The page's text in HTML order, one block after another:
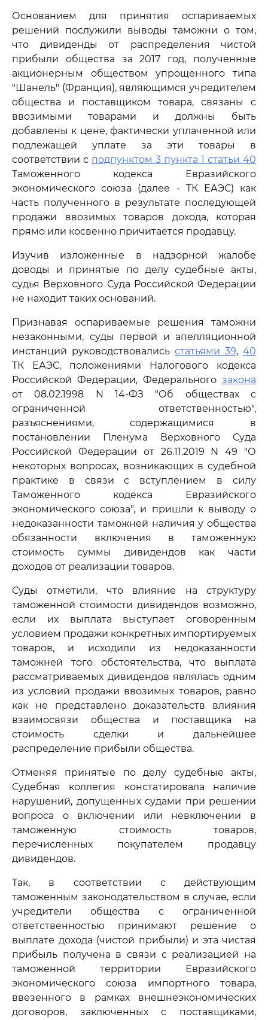
Основанием для принятия оспариваемых
решений послужили выводы таможни о том,
что дивиденды от распределения чистой
прибыли общества за 2017 год, полученные
акционерным обществом упрощенного типа
"Шанель" (Франция), являющимся учредителем
общества и поставщиком товара, связаны с
ввозимыми товарами и должны быть
добавлены к цене, фактически уплаченной или
подлежащей уплате за эти товары в
соответствии с подпунктом 3 пункта 1 статьи 40
Таможенного кодекса Евразийского
экономического союза (далее - ТК ЕАЭС) как
часть полученного в результате последующей
продажи ввозимых товаров дохода, которая
прямо или косвенно причитается продавцу.
Изучив изложенные в надзорной жалобе
доводы и принятые по делу судебные акты,
судья Верховного Суда Российской Федерации
не находит таких оснований.
Признавая оспариваемые решения таможни
незаконными, суды первой и апелляционной
инстанций руководствовались статьями 39, 40
ТК ЕАЭС, положениями Налогового кодекса
Российской Федерации, Федерального закона
от 08.02.1998 N 14-ФЗ "Об обществах с
ограниченной ответственностью",
разъяснениями, содержащимися в
постановлении Пленума Верховного Суда
Российской Федерации от 26.11.2019 N 49 "О
некоторых вопросах, возникающих в судебной
практике в связи с вступлением в силу
Таможенного кодекса Евразийского
экономического союза", и пришли к выводу о
недоказанности таможней наличия у общества
обязанности включения в таможенную
стоимость суммы дивидендов как части
доходов от реализации товаров.
Суды отметили, что влияние на структуру
таможенной стоимости дивидендов возможно,
если их выплата выступает оговоренным
условием продажи конкретных импортируемых
товаров, и исходили из недоказанности
таможней того обстоятельства, что выплата
рассматриваемых дивидендов являлась одним
из условий продажи ввозимых товаров, равно
как не представлено доказательств влияния
взаимосвязи общества и поставщика на
стоимость сделки и дальнейшее
распределение прибыли общества.
Отменяя принятые по делу судебные акты,
Судебная коллегия констатировала наличие
нарушений, допущенных судами при решении
вопроса о включении или невключении в
таможенную стоимость товаров,
перечисленных покупателем продавцу
дивидендов.
Так, в соответствии с действующим
таможенным законодательством в случае, если
учредители общества с ограниченной
ответственностью принимают решение о
выплате дохода (чистой прибыли) и эта чистая
прибыль получена в связи с реализацией на
таможенной территории Евразийского
экономического союза импортного товара,
ввезенного в рамках внешнеэкономических
договоров, заключенных с поставщиками,